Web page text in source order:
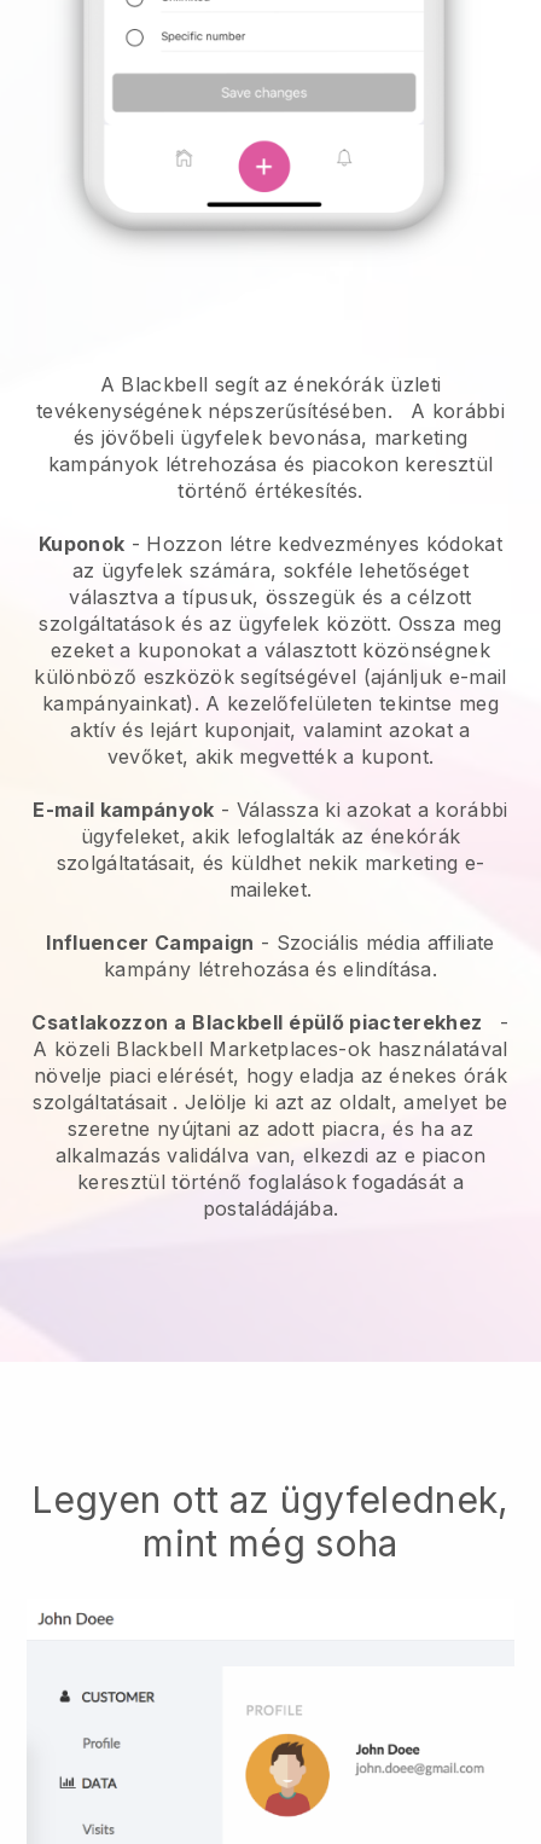
A Blackbell segít az énekórák üzleti
tevékenységének népszerűsítésében.
A korábbi
és jövőbeli ügyfelek bevonása, marketing
kampányok létrehozása és piacokon keresztül
történő értékesítés.
Kuponok - Hozzon létre kedvezményes kódokat
az ügyfelek számára, sokféle lehetőséget
választva a típusuk, összegük és a célzott
szolgáltatások és az ügyfelek között. Ossza meg
ezeket a kuponokat a választott közönségnek
különböző eszközök segítségével (ajánljuk e-mail
kampányainkat). A kezelőfelületen tekintse meg
aktív és lejárt kuponjait, valamint azokat a
vevőket, akik megvették a kupont.
E-mail kampányok - Válassza ki azokat a korábbi
ügyfeleket, akik lefoglalták az énekórák
szolgáltatásait, és küldhet nekik marketing e-
maileket.
Influencer Campaign - Szociális média affiliate
kampány létrehozása és elindítása.
Csatlakozzon a Blackbell épülő piacterekhez
-
A közeli Blackbell Marketplaces-ok használatával
növelje piaci elérését, hogy eladja az énekes órák
szolgáltatásait . Jelölje ki azt az oldalt, amelyet be
szeretne nyújtani az adott piacra, és ha az
alkalmazás validálva van, elkezdi az e piacon
keresztül történő foglalások fogadását a
postaládájába.
Legyen ott az ügyfelednek,
mint még soha